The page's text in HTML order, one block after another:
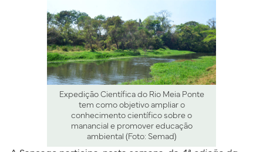
Expedição Científica do Rio Meia Ponte
tem como objetivo ampliar o
conhecimento científico sobre o
manancial e promover educação
ambiental (Foto: Semad)